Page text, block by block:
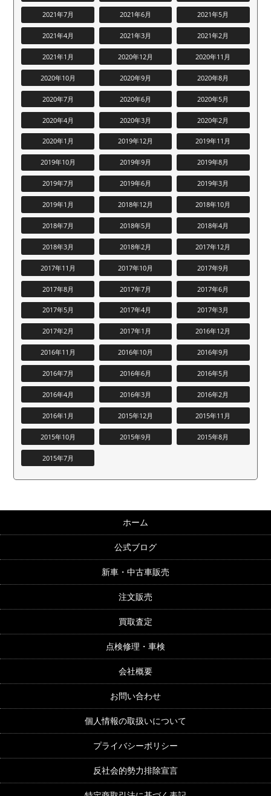
2021年7月 2021年6月 2021年5月
2021年4月 2021年3月 2021年2月
2021年1月 2020年12月 2020年11月
2020年10月 2020年9月 2020年8月
2020年7月 2020年6月 2020年5月
2020年4月 2020年3月 2020年2月
2020年1月 2019年12月 2019年11月
2019年10月 2019年9月 2019年8月
2019年7月 2019年6月 2019年3月
2019年1月 2018年12月 2018年10月
2018年7月 2018年5月 2018年4月
2018年3月 2018年2月 2017年12月
2017年11月 2017年10月 2017年9月
2017年8月 2017年7月 2017年6月
2017年5月 2017年4月 2017年3月
2017年2月 2017年1月 2016年12月
2016年11月 2016年10月 2016年9月
2016年7月 2016年6月 2016年5月
2016年4月 2016年3月 2016年2月
2016年1月 2015年12月 2015年11月
2015年10月 2015年9月 2015年8月
2015年7月
ホーム
公式ブログ
新車・中古車販売
注文販売
買取査定
点検修理・車検
会社概要
お問い合わせ
個人情報の取扱いについて
プライバシーポリシー
反社会的勢力排除宣言